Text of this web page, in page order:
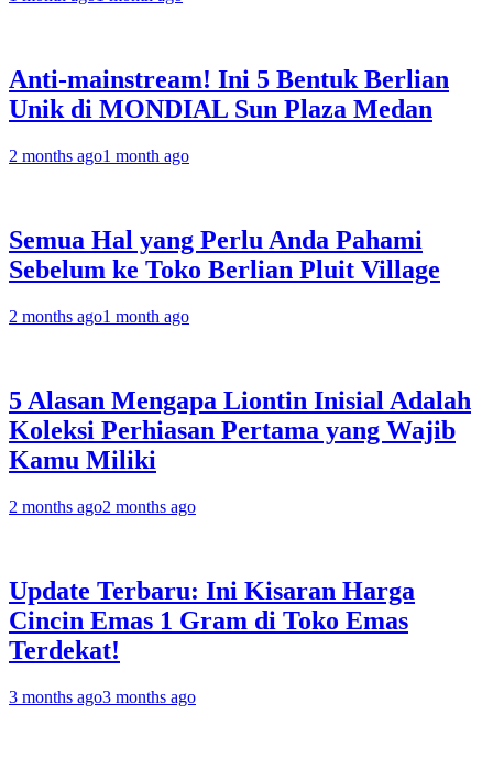
Anti-mainstream! Ini 5 Bentuk Berlian
Unik di MONDIAL Sun Plaza Medan
2 months ago1 month ago
Semua Hal yang Perlu Anda Pahami
Sebelum ke Toko Berlian Pluit Village
2 months ago1 month ago
5 Alasan Mengapa Liontin Inisial Adalah
Koleksi Perhiasan Pertama yang Wajib
Kamu Miliki
2 months ago2 months ago
Update Terbaru: Ini Kisaran Harga
Cincin Emas 1 Gram di Toko Emas
Terdekat!
3 months ago3 months ago